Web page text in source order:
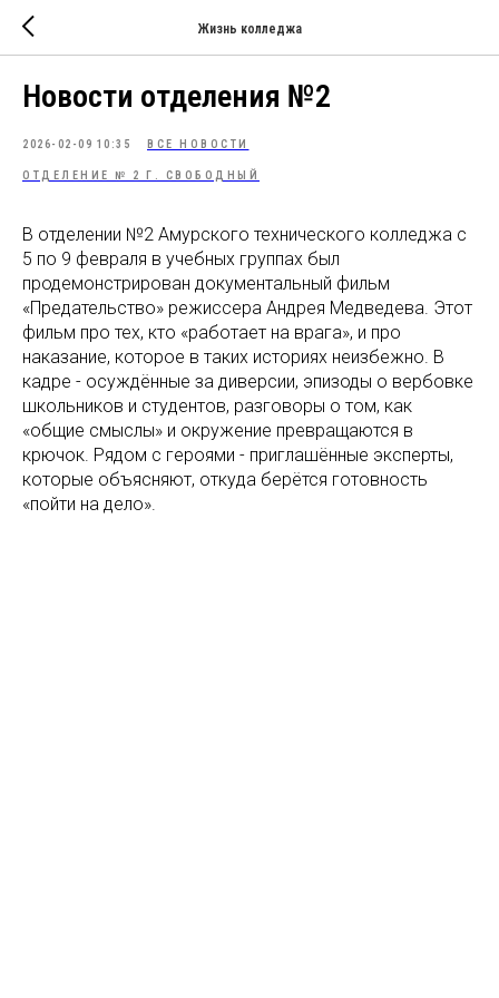
Жизнь колледжа
Новости отделения №2
2026-02-09 10:35 ВСЕ НОВОСТИ
ОТДЕЛЕНИЕ № 2 Г. СВОБОДНЫЙ
В отделении №2 Амурского технического колледжа с
5 по 9 февраля в учебных группах был
продемонстрирован документальный фильм
«Предательство» режиссера Андрея Медведева. Этот
фильм про тех, кто «работает на врага», и про
наказание, которое в таких историях неизбежно. В
кадре - осуждённые за диверсии, эпизоды о вербовке
школьников и студентов, разговоры о том, как
«общие смыслы» и окружение превращаются в
крючок. Рядом с героями - приглашённые эксперты,
которые объясняют, откуда берётся готовность
«пойти на дело».